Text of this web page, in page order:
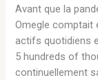
Avant que la
Omegle comptait
actifs quotidiens
5 hundreds of
continuellement